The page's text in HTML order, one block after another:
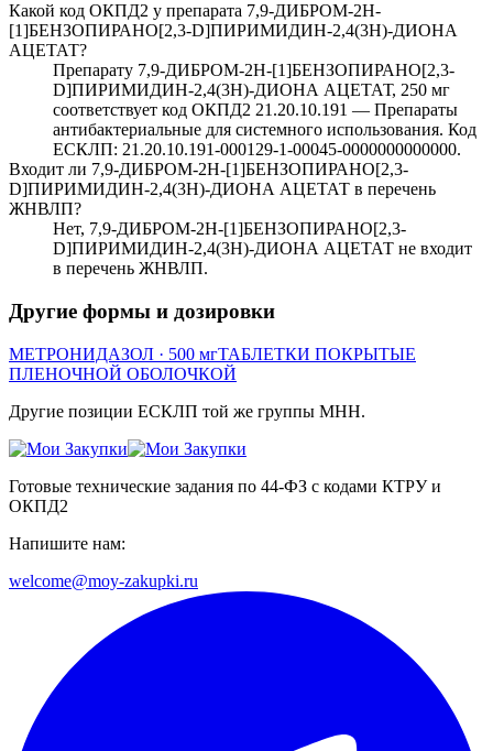
Какой код ОКПД2 у препарата 7,9-ДИБРОМ-2Н-
[1]БЕНЗОПИРАНО[2,3-D]ПИРИМИДИН-2,4(3Н)-ДИОНА
АЦЕТАТ?
Препарату 7,9-ДИБРОМ-2Н-[1]БЕНЗОПИРАНО[2,3-
D]ПИРИМИДИН-2,4(3Н)-ДИОНА АЦЕТАТ, 250 мг
соответствует код ОКПД2 21.20.10.191 — Препараты
антибактериальные для системного использования. Код
ЕСКЛП: 21.20.10.191-000129-1-00045-0000000000000.
Входит ли 7,9-ДИБРОМ-2Н-[1]БЕНЗОПИРАНО[2,3-
D]ПИРИМИДИН-2,4(3Н)-ДИОНА АЦЕТАТ в перечень
ЖНВЛП?
Нет, 7,9-ДИБРОМ-2Н-[1]БЕНЗОПИРАНО[2,3-
D]ПИРИМИДИН-2,4(3Н)-ДИОНА АЦЕТАТ не входит
в перечень ЖНВЛП.
Другие формы и дозировки
МЕТРОНИДАЗОЛ · 500 мгТАБЛЕТКИ ПОКРЫТЫЕ
ПЛЕНОЧНОЙ ОБОЛОЧКОЙ
Другие позиции ЕСКЛП той же группы МНН.
Готовые технические задания по 44-ФЗ с кодами КТРУ и
ОКПД2
Напишите нам:
welcome@moy-zakupki.ru